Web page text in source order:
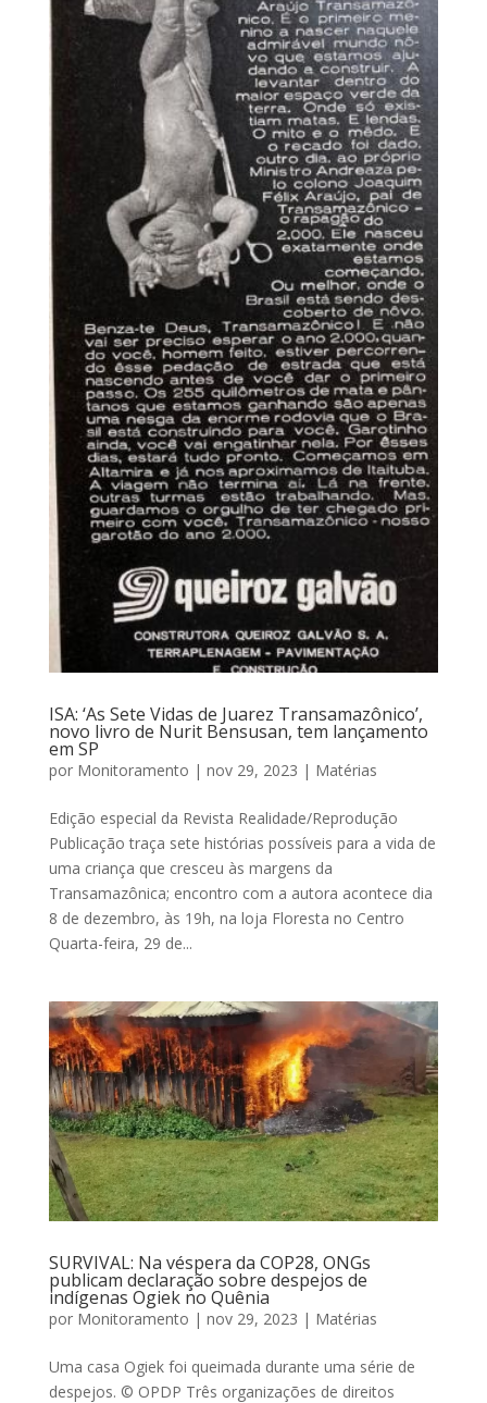
ISA: ‘As Sete Vidas de Juarez Transamazônico’,
novo livro de Nurit Bensusan, tem lançamento
em SP
por Monitoramento | nov 29, 2023 | Matérias
Edição especial da Revista Realidade/Reprodução
Publicação traça sete histórias possíveis para a vida de
uma criança que cresceu às margens da
Transamazônica; encontro com a autora acontece dia
8 de dezembro, às 19h, na loja Floresta no Centro
Quarta-feira, 29 de...
SURVIVAL: Na véspera da COP28, ONGs
publicam declaração sobre despejos de
indígenas Ogiek no Quênia
por Monitoramento | nov 29, 2023 | Matérias
Uma casa Ogiek foi queimada durante uma série de
despejos. © OPDP Três organizações de direitos